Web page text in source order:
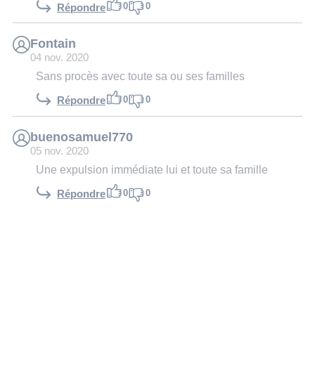
Répondre 0 0
Fontain
04 nov. 2020
Sans procès avec toute sa ou ses familles
Répondre 0 0
buenosamuel770
05 nov. 2020
Une expulsion immédiate lui et toute sa famille
Répondre 0 0